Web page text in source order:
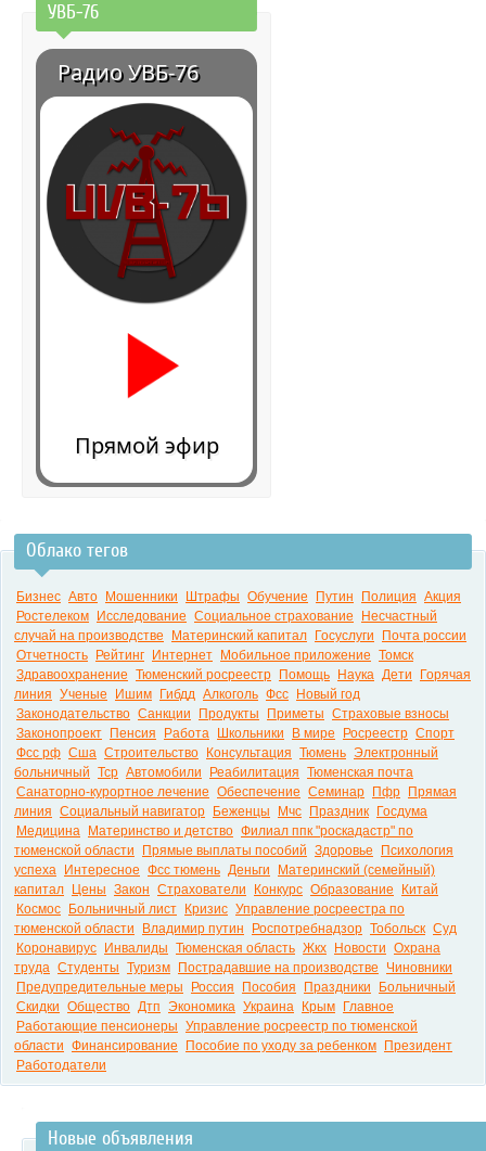
УВБ-76
Радио УВБ-76
Прямой эфир
Облако тегов
Бизнес Авто Мошенники Штрафы Обучение Путин Полиция Акция
Ростелеком
Исследование Социальное страхование
Несчастный
случай на производстве
Материнский капитал Госуслуги
Почта россии
Отчетность
Рейтинг Интернет Мобильное приложение Томск
Здравоохранение Тюменский росреестр Помощь Наука Дети
Горячая
линия Ученые Ишим Гибдд Алкоголь Фсс
Новый год
Законодательство Санкции Продукты Приметы Страховые взносы
Законопроект
Пенсия Работа Школьники В мире Росреестр Спорт
Фсс рф Сша Строительство Консультация Тюмень Электронный
больничный Тср Автомобили Реабилитация Тюменская почта
Санаторно-курортное лечение Обеспечение Семинар Пфр
Прямая
линия Социальный навигатор Беженцы Мчс Праздник
Госдума
Медицина
Материнство и детство Филиал ппк "роскадастр" по
тюменской области
Прямые выплаты пособий Здоровье
Психология
успеха
Интересное Фсс тюмень Деньги
Материнский (семейный)
капитал
Цены Закон Страхователи Конкурс Образование
Китай
Космос
Больничный лист Кризис Управление росреестра по
тюменской области
Владимир путин Роспотребнадзор Тобольск Суд
Коронавирус
Инвалиды Тюменская область Жкх Новости Охрана
труда Студенты Туризм Пострадавшие на производстве
Чиновники
Предупредительные меры
Россия Пособия Праздники
Больничный
Скидки Общество Дтп Экономика Украина Крым
Главное
Работающие пенсионеры Управление росреестр по тюменской
области Финансирование Пособие по уходу за ребенком
Президент
Работодатели
Новые объявления